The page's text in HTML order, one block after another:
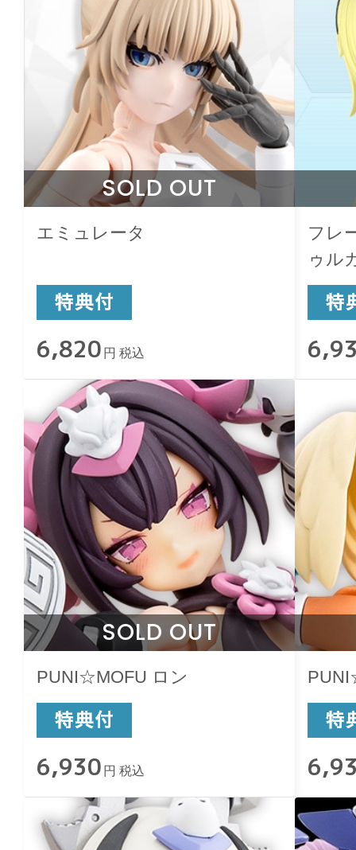
SOLD OUT
エミュレータ
6,820 円 税込
フレ
ゥル
SOLD OUT
PUNI☆MOFU ロン
6,930 円 税込